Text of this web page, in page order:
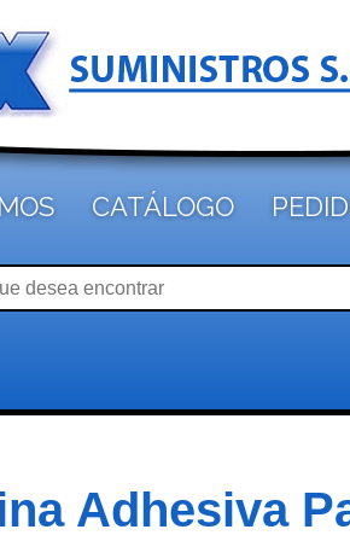
CATÁLOGO
Adhesiva